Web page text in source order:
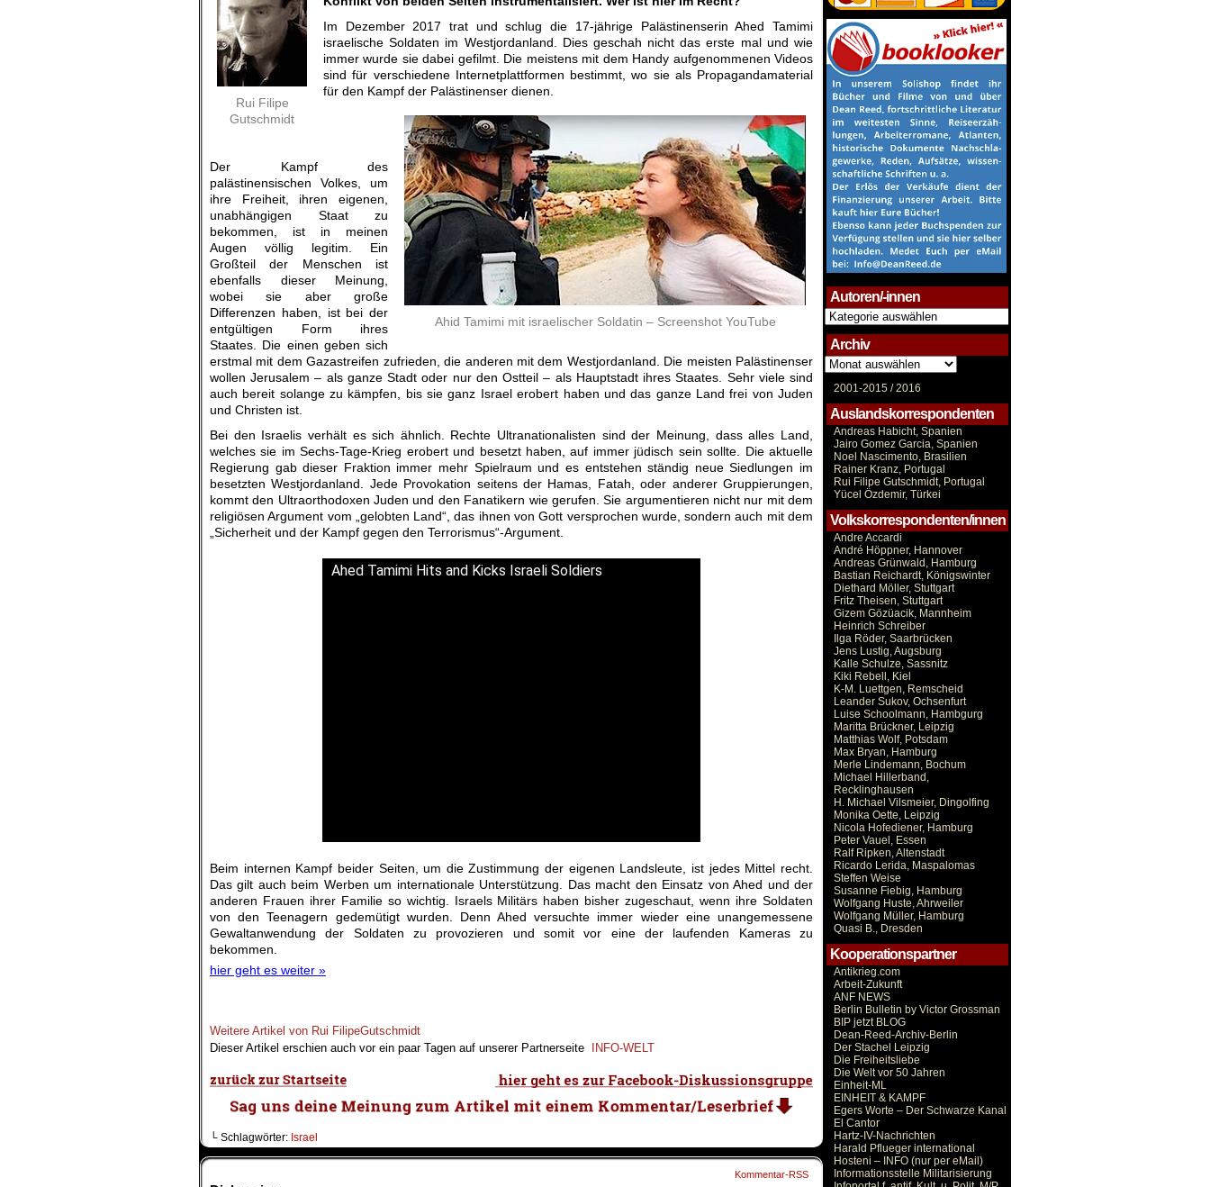
Rui Filipe
Gutschmidt
Im Dezember 2017 trat und schlug die 17-jährige Palästinenserin Ahed Tamimi
israelische Soldaten im Westjordanland. Dies geschah nicht das erste mal und wie
immer wurde sie dabei gefilmt. Die meistens mit dem Handy aufgenommenen Videos
sind für verschiedene Internetplattformen bestimmt, wo sie als Propagandamaterial
für den Kampf der Palästinenser dienen.
Ahid Tamimi mit israelischer Soldatin – Screenshot YouTube
Der Kampf des
palästinensischen Volkes, um
ihre Freiheit, ihren eigenen,
unabhängigen Staat zu
bekommen, ist in meinen
Augen völlig legitim. Ein
Großteil der Menschen ist
ebenfalls dieser Meinung,
wobei sie aber große
Differenzen haben, ist bei der
entgültigen Form ihres
Staates. Die einen geben sich
erstmal mit dem Gazastreifen zufrieden, die anderen mit dem Westjordanland. Die meisten Palästinenser
wollen Jerusalem – als ganze Stadt oder nur den Ostteil – als Hauptstadt ihres Staates. Sehr viele sind
auch bereit solange zu kämpfen, bis sie ganz Israel erobert haben und das ganze Land frei von Juden
und Christen ist.
Bei den Israelis verhält es sich ähnlich. Rechte Ultranationalisten sind der Meinung, dass alles Land,
welches sie im Sechs-Tage-Krieg erobert und besetzt haben, auf immer jüdisch sein sollte. Die aktuelle
Regierung gab dieser Fraktion immer mehr Spielraum und es entstehen ständig neue Siedlungen im
besetzten Westjordanland. Jede Provokation seitens der Hamas, Fatah, oder anderer Gruppierungen,
kommt den Ultraorthodoxen Juden und den Fanatikern wie gerufen. Sie argumentieren nicht nur mit dem
religiösen Argument vom „gelobten Land“, das ihnen von Gott versprochen wurde, sondern auch mit dem
„Sicherheit und der Kampf gegen den Terrorismus“-Argument.
Ahed Tamimi Hits and Kicks Israeli Soldiers
Beim internen Kampf beider Seiten, um die Zustimmung der eigenen Landsleute, ist jedes Mittel recht.
Das gilt auch beim Werben um internationale Unterstützung. Das macht den Einsatz von Ahed und der
anderen Frauen ihrer Familie so wichtig. Israels Militärs haben bisher zugeschaut, wenn ihre Soldaten
von den Teenagern gedemütigt wurden. Denn Ahed versuchte immer wieder eine unangemessene
Gewaltanwendung der Soldaten zu provozieren und somit vor eine der laufenden Kameras zu
bekommen.
hier geht es weiter »
Weitere Artikel von Rui FilipeGutschmidt
Dieser Artikel erschien auch vor ein paar Tagen auf unserer Partnerseite
INFO-WELT
└ Schlagwörter: Israel
Kommentar-RSS
Autoren/-innen
Autoren/-
innen
Archiv
Archiv
2001-2015 /2016
Auslandskorrespondenten
Andreas Habicht, Spanien
Jairo Gomez Garcia, Spanien
Noel Nascimento, Brasilien
Rainer Kranz, Portugal
Rui Filipe Gutschmidt, Portugal
Yücel Özdemir, Türkei
Volkskorrespondenten/innen
Andre Accardi
André Höppner, Hannover
Andreas Grünwald, Hamburg
Bastian Reichardt, Königswinter
Diethard Möller, Stuttgart
Fritz Theisen, Stuttgart
Gizem Gözüacik, Mannheim
Heinrich Schreiber
Ilga Röder, Saarbrücken
Jens Lustig, Augsburg
Kalle Schulze, Sassnitz
Kiki Rebell, Kiel
K-M. Luettgen, Remscheid
Leander Sukov, Ochsenfurt
Luise Schoolmann, Hambgurg
Maritta Brückner, Leipzig
Matthias Wolf, Potsdam
Max Bryan, Hamburg
Merle Lindemann, Bochum
Michael Hillerband,
Recklinghausen
H. Michael Vilsmeier, Dingolfing
Monika Oette, Leipzig
Nicola Hofediener, Hamburg
Peter Vauel, Essen
Ralf Ripken, Altenstadt
Ricardo Lerida, Maspalomas
Steffen Weise
Susanne Fiebig, Hamburg
Wolfgang Huste, Ahrweiler
Wolfgang Müller, Hamburg
Quasi B., Dresden
Kooperationspartner
Antikrieg.com
Arbeit-Zukunft
ANF NEWS
Berlin Bulletin by Victor Grossman
BIP jetzt BLOG
Dean-Reed-Archiv-Berlin
Der Stachel Leipzig
Die Freiheitsliebe
Die Welt vor 50 Jahren
Einheit-ML
EINHEIT & KAMPF
Egers Worte – Der Schwarze Kanal
El Cantor
Hartz-IV-Nachrichten
Harald Pflueger international
Hosteni – INFO (nur per eMail)
Informationsstelle Militarisierung